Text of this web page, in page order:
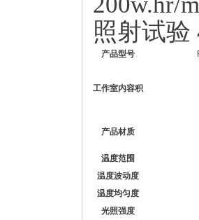
照射试验
产品型号
工作室内容积
产品材质
温度范围
温度波动度
温度均匀度
光照强度